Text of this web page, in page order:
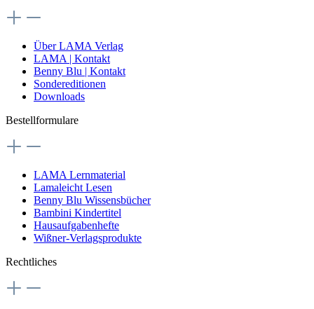
Über LAMA Verlag
LAMA | Kontakt
Benny Blu | Kontakt
Sondereditionen
Downloads
Bestellformulare
LAMA Lernmaterial
Lamaleicht Lesen
Benny Blu Wissensbücher
Bambini Kindertitel
Hausaufgabenhefte
Wißner-Verlagsprodukte
Rechtliches